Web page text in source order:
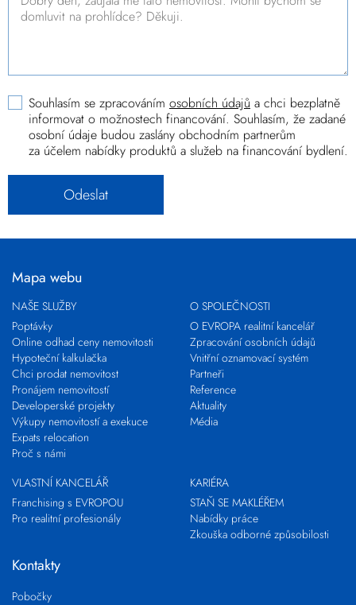
Souhlasím se zpracováním osobních údajů a chci bezplatně
informovat o možnostech financování. Souhlasím, že zadané
osobní údaje budou zaslány obchodním partnerům
za účelem nabídky produktů a služeb na financování bydlení.
Mapa webu
NAŠE SLUŽBY
Poptávky
Online odhad ceny nemovitosti
Hypoteční kalkulačka
Chci prodat nemovitost
Pronájem nemovitostí
Developerské projekty
Výkupy nemovitostí a exekuce
Expats relocation
Proč s námi
O SPOLEČNOSTI
O EVROPA realitní kancelář
Zpracování osobních údajů
Vnitřní oznamovací systém
Partneři
Reference
Aktuality
Média
VLASTNÍ KANCELÁŘ
Franchising s EVROPOU
Pro realitní profesionály
KARIÉRA
STAŇ SE MAKLÉŘEM
Nabídky práce
Zkouška odborné způsobilosti
Kontakty
Pobočky